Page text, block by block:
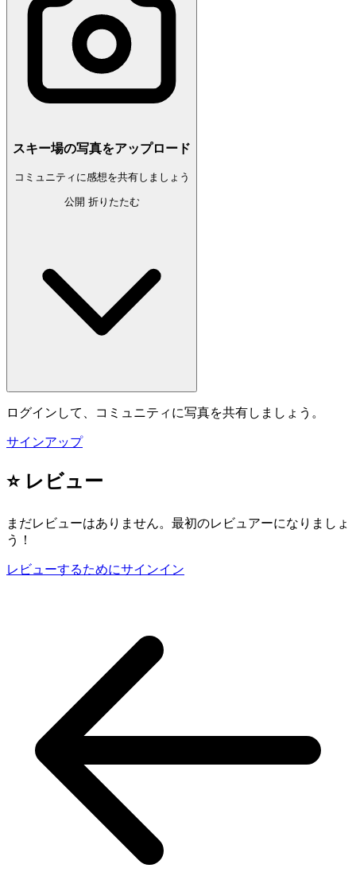
スキー場の写真をアップロード
コミュニティに感想を共有しましょう
公開 折りたたむ
ログインして、コミュニティに写真を共有しましょう。
サインアップ
⭐ レビュー
まだレビューはありません。最初のレビュアーになりましょ
う！
レビューするためにサインイン